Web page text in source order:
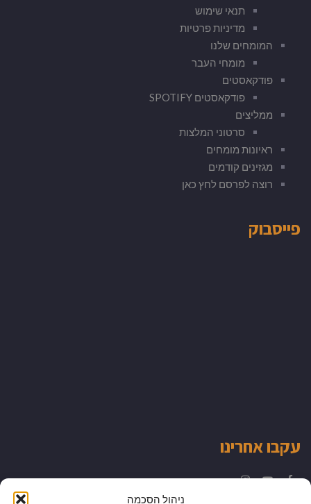
ניהול הסכמה
תנאי שימוש
מדיניות פרטיות
המומחים שלנו
מומחי העבר
פודקאסטים
פודקאסטים SPOTIFY
ממליצים
סרטוני המלצות
ראיונות מומחים
מגזינים קודמים
רוצה לפרסם לחץ כאן
פייסבוק
עקבו אחרינו